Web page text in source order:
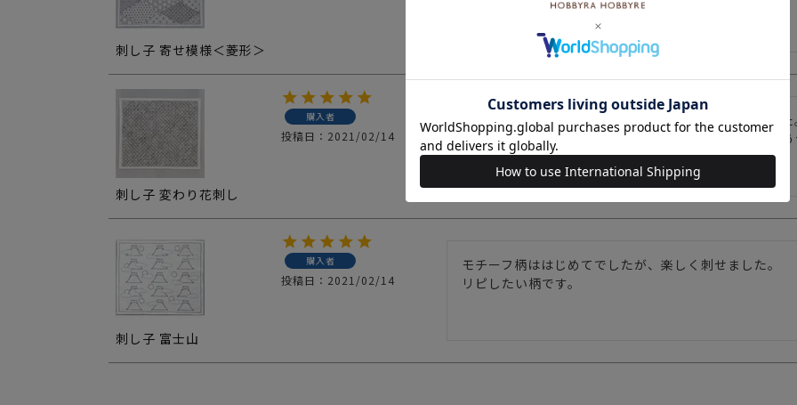
刺し子 寄せ模様＜菱形＞
刺し子 変わり花刺し
購入者
投稿日 2021/02/14
結構、難易度が高そうに見えてすごく楽しく刺せまし
見本のグレーミックス糸で刺しましたが、次はまた違
刺し子 富士山
購入者
投稿日 2021/02/14
モチーフ柄ははじめてでしたが、楽しく刺せました。
リピしたい柄です。